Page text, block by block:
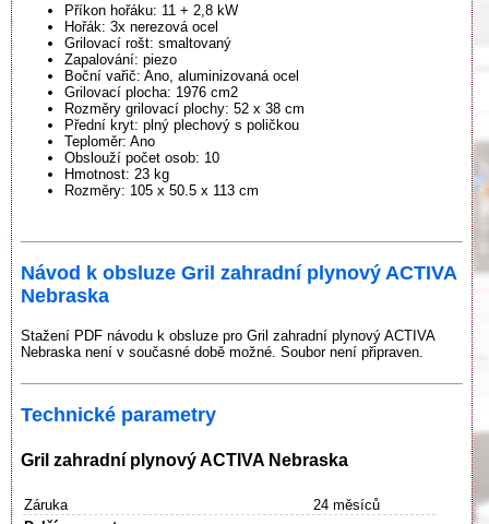
Příkon hořáku: 11 + 2,8 kW
Hořák: 3x nerezová ocel
Grilovací rošt: smaltovaný
Zapalování: piezo
Boční vařič: Ano, aluminizovaná ocel
Grilovací plocha: 1976 cm2
Rozměry grilovací plochy: 52 x 38 cm
Přední kryt: plný plechový s poličkou
Teploměr: Ano
Obslouží počet osob: 10
Hmotnost: 23 kg
Rozměry: 105 x 50.5 x 113 cm
Návod k obsluze Gril zahradní plynový ACTIVA
Nebraska
Stažení PDF návodu k obsluze pro Gril zahradní plynový ACTIVA
Nebraska není v současné době možné. Soubor není připraven.
Technické parametry
Gril zahradní plynový ACTIVA Nebraska
Záruka
24 měsíců